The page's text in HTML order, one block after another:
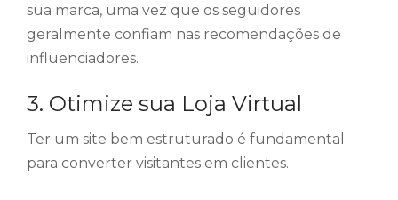
sua marca, uma vez que os seguidores
geralmente confiam nas recomendações de
influenciadores.
3. Otimize sua Loja Virtual
Ter um site bem estruturado é fundamental
para converter visitantes em clientes.